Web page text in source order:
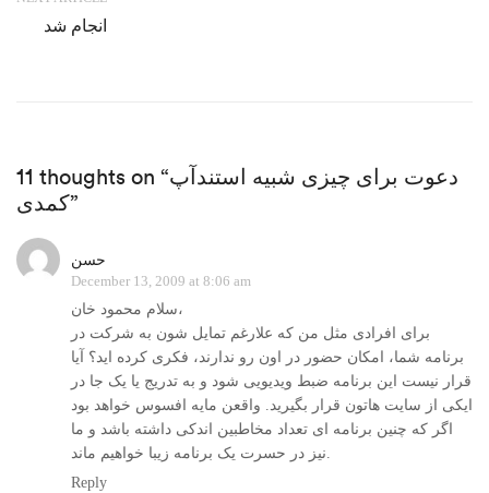
انجام شد
11 thoughts on “دعوت برای چیزی شبیه استندآپ
کمدی”
حسن
December 13, 2009 at 8:06 am
سلام محمود خان،
برای افرادی مثل من که علارغم تمایل شون به شرکت در
برنامه شما، امکان حضور در اون رو ندارند، فکری کرده اید؟ آیا
قرار نیست این برنامه ضبط ویدیویی شود و به تدریج یا یک جا در
ایکی از سایت هاتون قرار بگیرید. واقعن مایه افسوس خواهد بود
اگر که چنین برنامه ای تعداد مخاطبین اندکی داشته باشد و ما
نیز در حسرت یک برنامه زیبا خواهیم ماند.
Reply